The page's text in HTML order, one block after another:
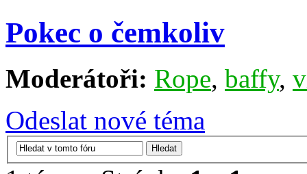
Pokec o čemkoliv
Moderátoři: Rope, baffy,
Odeslat nové téma